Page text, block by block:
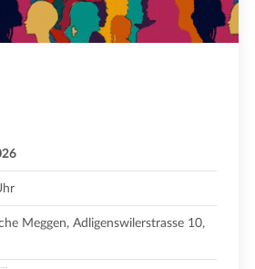
Meggen, Adligenswilerstrasse 10,